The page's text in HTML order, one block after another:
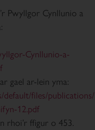
Pwyllgor Cynllunio a
Cynllunio-a-
gael ar-lein yma:
files/
12.pdf
rhoi’r ffigur o 453.